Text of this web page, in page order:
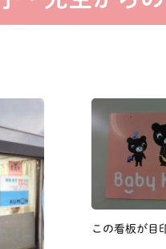
この看板が目